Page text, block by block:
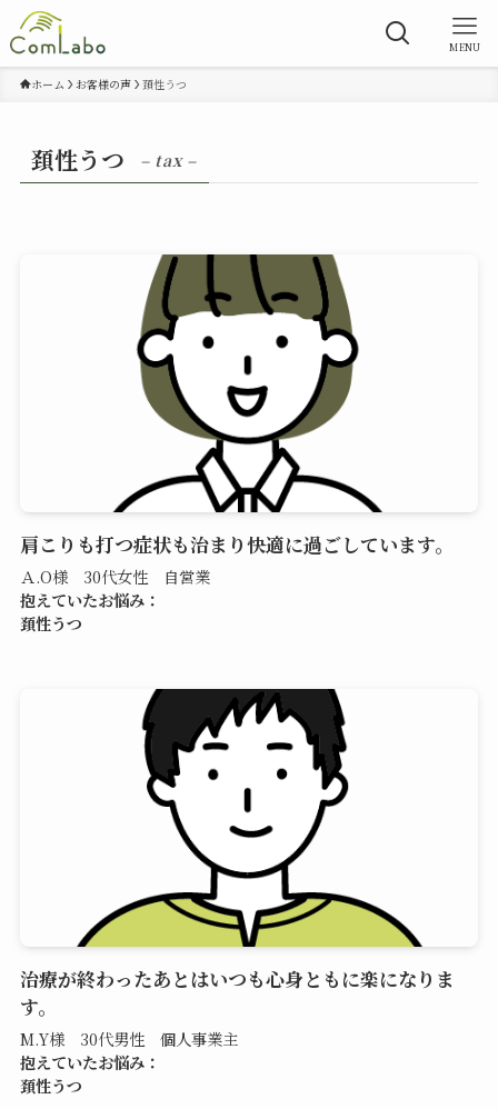
MENU
ホーム お客様の声 頚性うつ
頚性うつ – tax –
肩こりも打つ症状も治まり快適に過ごしています。
Ａ.O様 30代女性 自営業
抱えていたお悩み：
頚性うつ
治療が終わったあとはいつも心身ともに楽になりま
す。
M.Y様 30代男性 個人事業主
抱えていたお悩み：
頚性うつ